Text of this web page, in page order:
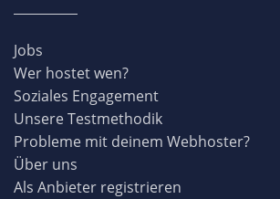
Jobs
Wer hostet wen?
Soziales Engagement
Unsere Testmethodik
Probleme mit deinem Webhoster?
Über uns
Als Anbieter registrieren